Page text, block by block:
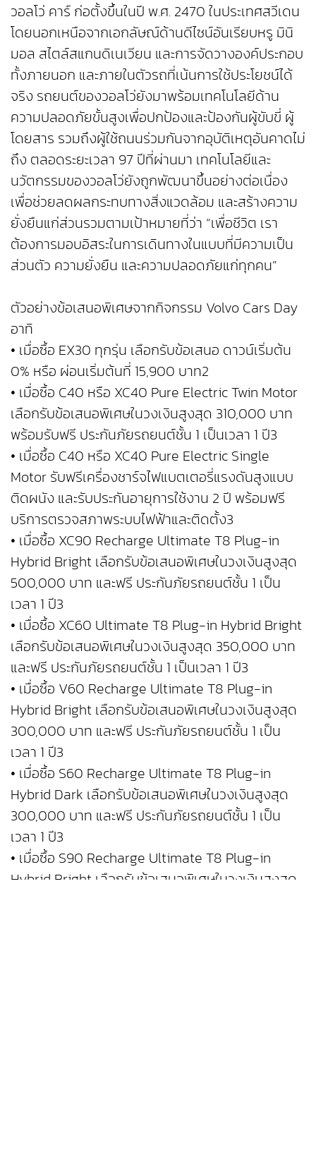
วอลโว่ คาร์ ก่อตั้งขึ้นในปี พ.ศ. 2470 ในประเทศสวีเดน
โดยนอกเหนือจากเอกลัษณ์ด้านดีไซน์อันเรียบหรู มินิ
มอล สไตล์สแกนดิเนเวียน และการจัดวางองค์ประกอบ
ทั้งภายนอก และภายในตัวรถที่เน้นการใช้ประโยชน์ได้
จริง รถยนต์ของวอลโว่ยังมาพร้อมเทคโนโลยีด้าน
ความปลอดภัยขั้นสูงเพื่อปกป้องและป้องกันผู้ขับขี่ ผู้
โดยสาร รวมถึงผู้ใช้ถนนร่วมกันจากอุบัติเหตุอันคาดไม่
ถึง ตลอดระยะเวลา 97 ปีที่ผ่านมา เทคโนโลยีและ
นวัตกรรมของวอลโว่ยังถูกพัฒนาขึ้นอย่างต่อเนื่อง
เพื่อช่วยลดผลกระทบทางสิ่งแวดล้อม และสร้างความ
ยั่งยืนแก่ส่วนรวมตามเป้าหมายที่ว่า “เพื่อชีวิต เรา
ต้องการมอบอิสระในการเดินทางในแบบที่มีความเป็น
ส่วนตัว ความยั่งยืน และความปลอดภัยแก่ทุกคน”
ตัวอย่างข้อเสนอพิเศษจากกิจกรรม Volvo Cars Day
อาทิ
• เมื่อซื้อ EX30 ทุกรุ่น เลือกรับข้อเสนอ ดาวน์เริ่มต้น
0% หรือ ผ่อนเริ่มต้นที่ 15,900 บาท2
• เมื่อซื้อ C40 หรือ XC40 Pure Electric Twin Motor
เลือกรับข้อเสนอพิเศษในวงเงินสูงสุด 310,000 บาท
พร้อมรับฟรี ประกันภัยรถยนต์ชั้น 1 เป็นเวลา 1 ปี3
• เมื่อซื้อ C40 หรือ XC40 Pure Electric Single
Motor รับฟรีเครื่องชาร์จไฟแบตเตอรี่แรงดันสูงแบบ
ติดผนัง และรับประกันอายุการใช้งาน 2 ปี พร้อมฟรี
บริการตรวจสภาพระบบไฟฟ้าและติดตั้ง3
• เมื่อซื้อ XC90 Recharge Ultimate T8 Plug-in
Hybrid Bright เลือกรับข้อเสนอพิเศษในวงเงินสูงสุด
500,000 บาท และฟรี ประกันภัยรถยนต์ชั้น 1 เป็น
เวลา 1 ปี3
• เมื่อซื้อ XC60 Ultimate T8 Plug-in Hybrid Bright
เลือกรับข้อเสนอพิเศษในวงเงินสูงสุด 350,000 บาท
และฟรี ประกันภัยรถยนต์ชั้น 1 เป็นเวลา 1 ปี3
• เมื่อซื้อ V60 Recharge Ultimate T8 Plug-in
Hybrid Bright เลือกรับข้อเสนอพิเศษในวงเงินสูงสุด
300,000 บาท และฟรี ประกันภัยรถยนต์ชั้น 1 เป็น
เวลา 1 ปี3
• เมื่อซื้อ S60 Recharge Ultimate T8 Plug-in
Hybrid Dark เลือกรับข้อเสนอพิเศษในวงเงินสูงสุด
300,000 บาท และฟรี ประกันภัยรถยนต์ชั้น 1 เป็น
เวลา 1 ปี3
• เมื่อซื้อ S90 Recharge Ultimate T8 Plug-in
Hybrid Bright เลือกรับข้อเสนอพิเศษในวงเงินสูงสุด